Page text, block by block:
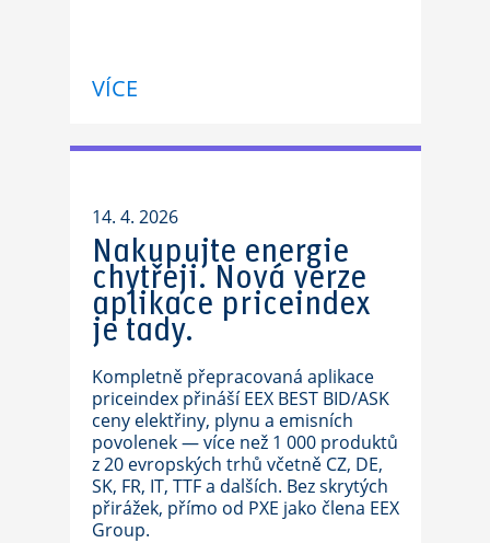
VÍCE
14. 4. 2026
Nakupujte energie
chytřeji. Nová verze
aplikace priceindex
je tady.
Kompletně přepracovaná aplikace
priceindex přináší EEX BEST BID/ASK
ceny elektřiny, plynu a emisních
povolenek — více než 1 000 produktů
z 20 evropských trhů včetně CZ, DE,
SK, FR, IT, TTF a dalších. Bez skrytých
přirážek, přímo od PXE jako člena EEX
Group.